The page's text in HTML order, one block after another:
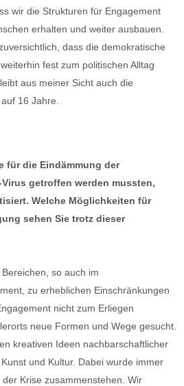
wir die Strukturen für Engagement
erhalten und weiter ausbauen.
dass die demokratische
fest zum politischen Alltag
aus meiner Sicht auch die
16 Jahre.
für die Eindämmung der
getroffen werden mussten,
Welche Möglichkeiten für
sehen Sie trotz dieser
so auch im
zu erheblichen Einschränkungen
nicht zum Erliegen
neue Formen und Wege gesucht.
kreativen Ideen nachbarschaftlicher
und Kultur. Dabei wurde immer
Krise zusammenstehen. Wir